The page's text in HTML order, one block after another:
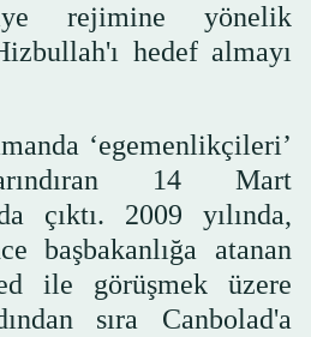
rejimine yönelik
hedef almayı
‘egemenlikçileri’
14 Mart
çıktı. 2009 yılında,
başbakanlığa atanan
ile görüşmek üzere
sıra Canbolad'a